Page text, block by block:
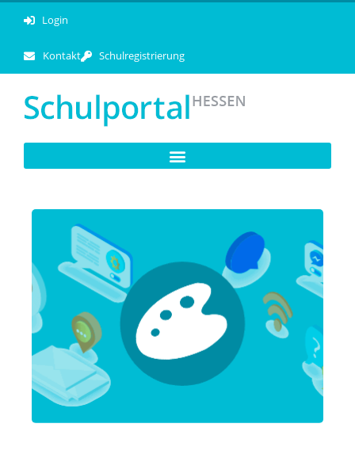
Login
Kontakt Schulregistrierung